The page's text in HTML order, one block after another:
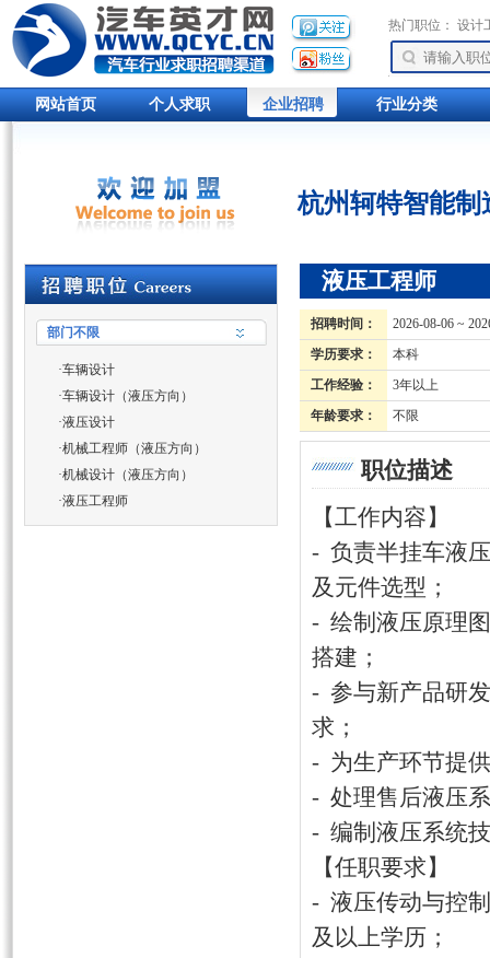
热门职位： 设计
网站首页 个人求职 企业招聘 行业分类
杭州轲特智能制
部门不限
·车辆设计
·车辆设计（液压方向）
·液压设计
·机械工程师（液压方向）
·机械设计（液压方向）
·液压工程师
液压工程师
招聘时间：
2026-08-06 ~
学历要求：
本科
工作经验：
3年以上
年龄要求：
不限
职位描述
【工作内容】
- 负责半挂车液
及元件选型；
- 绘制液压原理
搭建；
- 参与新产品研
求；
- 为生产环节提
- 处理售后液压
- 编制液压系统
【任职要求】
- 液压传动与控
及以上学历；